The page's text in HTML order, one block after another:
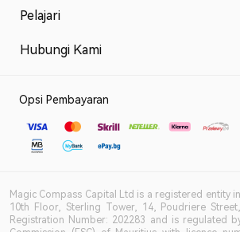
Pelajari
Hubungi Kami
Opsi Pembayaran
Magic Compass Capital Ltd is a registered entity
10th Floor, Sterling Tower, 14, Poudriere
Registration Number: 202283 and is regulated